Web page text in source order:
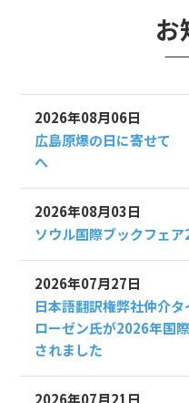
お
2026年08月06日
広島原爆の日に寄せて
へ
2026年08月03日
ソウル国際ブックフェ
2026年07月27日
日本語翻訳権弊社仲介
ローゼン氏が2026年国
されました
2026年07月21日